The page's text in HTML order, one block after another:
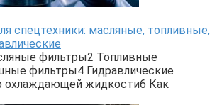
спецтехники: масляные, топливные,
фильтры2 Топливные
фильтры4 Гидравлические
охлаждающей жидкости6 Как